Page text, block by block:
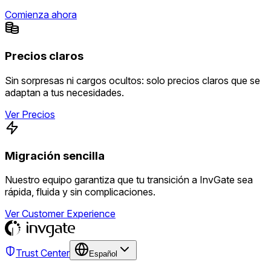
Comienza ahora
Precios claros
Sin sorpresas ni cargos ocultos: solo precios claros que se
adaptan a tus necesidades.
Ver Precios
Migración sencilla
Nuestro equipo garantiza que tu transición a InvGate sea
rápida, fluida y sin complicaciones.
Ver Customer Experience
Trust Center Español